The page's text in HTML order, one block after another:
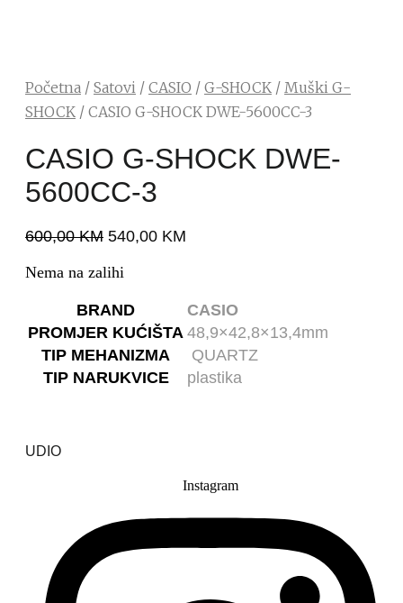
Početna / Satovi / CASIO / G-SHOCK / Muški G-
SHOCK / CASIO G-SHOCK DWE-5600CC-3
CASIO G-SHOCK DWE-
5600CC-3
600,00KM 540,00 KM
Nema na zalihi
BRAND
CASIO
PROMJER KUĆIŠTA 48,9×42,8×13,4mm
TIP MEHANIZMA
QUARTZ
TIP NARUKVICE
plastika
UDIO
Instagram